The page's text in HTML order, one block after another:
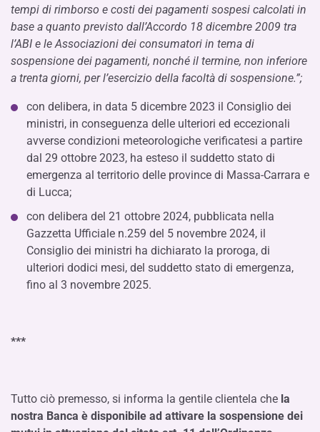
tempi di rimborso e costi dei pagamenti sospesi calcolati in
base a quanto previsto dall’Accordo 18 dicembre 2009 tra
l’ABI e le Associazioni dei consumatori in tema di
sospensione dei pagamenti, nonché il termine, non inferiore
a trenta giorni, per l’esercizio della facoltà di sospensione.”;
con delibera, in data 5 dicembre 2023 il Consiglio dei
ministri, in conseguenza delle ulteriori ed eccezionali
avverse condizioni meteorologiche verificatesi a partire
dal 29 ottobre 2023, ha esteso il suddetto stato di
emergenza al territorio delle province di Massa-Carrara e
di Lucca;
con delibera del 21 ottobre 2024, pubblicata nella
Gazzetta Ufficiale n.259 del 5 novembre 2024, il
Consiglio dei ministri ha dichiarato la proroga, di
ulteriori dodici mesi, del suddetto stato di emergenza,
fino al 3 novembre 2025.
***
Tutto ciò premesso, si informa la gentile clientela che la
nostra Banca è disponibile ad attivare la sospensione dei